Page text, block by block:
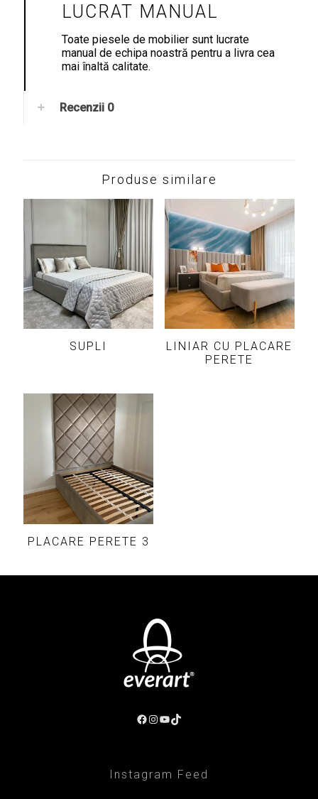
LUCRAT MANUAL
Toate piesele de mobilier sunt lucrate
manual de echipa noastră pentru a livra cea
mai înaltă calitate.
Recenzii 0
Produse similare
SUPLI
LINIAR CU PLACARE
PERETE
PLACARE PERETE 3
Facebook
Instagram
YouTube
TikTok
Instagram Feed